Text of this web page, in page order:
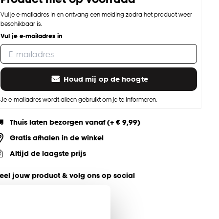
Vul je e-mailadres in en ontvang een melding zodra het product weer
beschikbaar is.
Vul je e-mailadres in
Houd mij op de hoogte
Je e-mailadres wordt alleen gebruikt om je te informeren.
Thuis laten bezorgen vanaf (+ € 9,99)
Gratis afhalen in de winkel
Altijd de laagste prijs
jouw product & volg ons op social